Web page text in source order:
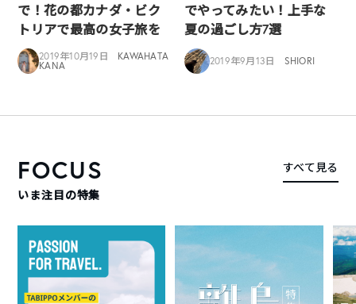
で！花の都カナダ・ビク
トリアで最高の女子旅を
2019年10月19日
KAWAHATA
KANA
でやってみたい！上手な
夏の過ごし方7選
2019年9月13日 SHIORI
FOCUS
いま注目の特集
すべて見る